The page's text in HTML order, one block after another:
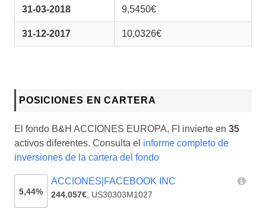
31-03-2018 9,5450€
31-12-2017 10,0326€
POSICIONES EN CARTERA
El fondo B&H ACCIONES EUROPA, FI invierte en 35
activos diferentes. Consulta el informe completo de
inversiones de la cartera del fondo
5,44%
ACCIONES|FACEBOOK INC
244.057€, US30303M1027